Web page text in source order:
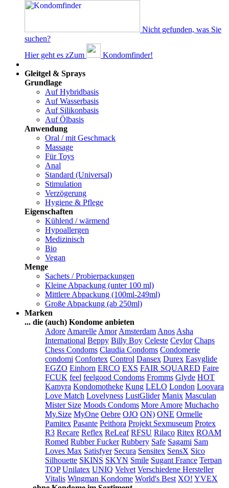
Nicht gefunden, was Sie
suchen?
Hier geht es zZum
Kondomfinder!
Gleitgel & Sprays
Grundlage
Auf Hybridbasis
Auf Wasserbasis
Auf Silikonbasis
Auf Ölbasis
Anwendung
Oral / mit Geschmack
Massage
Für Toys
Anal
Standard (Universal)
Stimulation
Verzögerung
Hygiene & Pflege
Eigenschaften
Kühlend / wärmend
Hypoallergen
Medizinisch
Bio
Vegan
Menge
Sachets / Probierpackungen
Kleine Abpackung (unter 100 ml)
Mittlere Abpackung (100ml-249ml)
Große Abpackung (ab 250ml)
Marken
... die (auch) Kondome anbieten
Adore Amarelle Amor Amsterdam Anos Asha
International Beppy Billy Boy Celeste Ceylor Chaps
Chess Condoms Claudia Condoms Condomerie
condomi Confortex Control Dansex Durex Easyglide
EGZO Einhorn ERCO EXS FAIR SQUARED Faire
FCUK feel feelgood Condoms Fromms Glyde HOT
Kamyra Kondomotheke Kung LELO London Loovara
Love Match Lovelyness LustGlider Manix Masculan
Mister Size Moods Condoms More Amore Muchacho
My.Size MyOne Oebre OJO ON) ONE Ormelle
Pamitex Pasante Peithora Projekt Sexmuseum Protex
R3 Recare Reflex ReLeaf RFSU Rilaco Ritex ROAM
Romed Rubber Fucker Rubbery Safe Sagami Sam
Loves Max Satisfyer Secura Sensitex SensX Sico
Silhouette SKINS SKYN Smile Sugant France Terpan
TOP Unilatex UNIQ Velvet Verschiedene Hersteller
Vitalis Wingman Kondome World's Best XO! YVEX